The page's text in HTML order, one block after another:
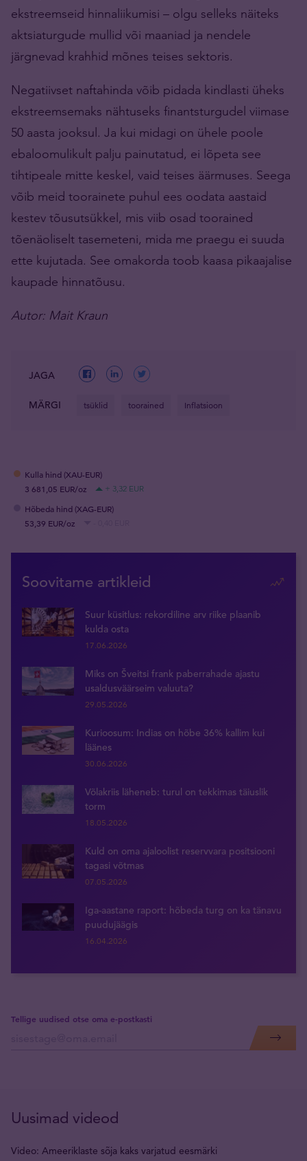
ekstreemseid hinnaliikumisi – olgu selleks näiteks
aktsiaturgude mullid või maaniad ja nendele
järgnevad krahhid mõnes teises sektoris.
Negatiivset naftahinda võib pidada kindlasti üheks
ekstreemsemaks nähtuseks finantsturgudel viimase
50 aasta jooksul. Ja kui midagi on ühele poole
ebaloomulikult palju painutatud, ei lõpeta see
tihtipeale mitte keskel, vaid teises äärmuses. Seega
võib meid toorainete puhul ees oodata aastaid
kestev tõusutsükkel, mis viib osad toorained
tõenäoliselt tasemeteni, mida me praegu ei suuda
ette kujutada. See omakorda toob kaasa pikaajalise
kaupade hinnatõusu.
Autor: Mait Kraun
JAGA
MÄRGI tsüklid toorained Inflatsioon
Kulla hind (XAU-EUR)
3 681,05 EUR/oz
+ 3,32 EUR
Hõbeda hind (XAG-EUR)
53,39 EUR/oz
Soovitame artikleid
Suur küsitlus: rekordiline arv riike plaanib
kulda osta
17.06.2026
Miks on Šveitsi frank paberrahade ajastu
usaldusväärseim valuuta?
29.05.2026
Kurioosum: Indias on hõbe 36% kallim kui
läänes
30.06.2026
Võlakriis läheneb: turul on tekkimas täiuslik
torm
18.05.2026
Kuld on oma ajaloolist reservvara positsiooni
tagasi võtmas
07.05.2026
Iga-aastane raport: hõbeda turg on ka tänavu
puudujäägis
16.04.2026
Tellige uudised otse oma e-postkasti
Uusimad videod
Video: Ameeriklaste sõja kaks varjatud eesmärki